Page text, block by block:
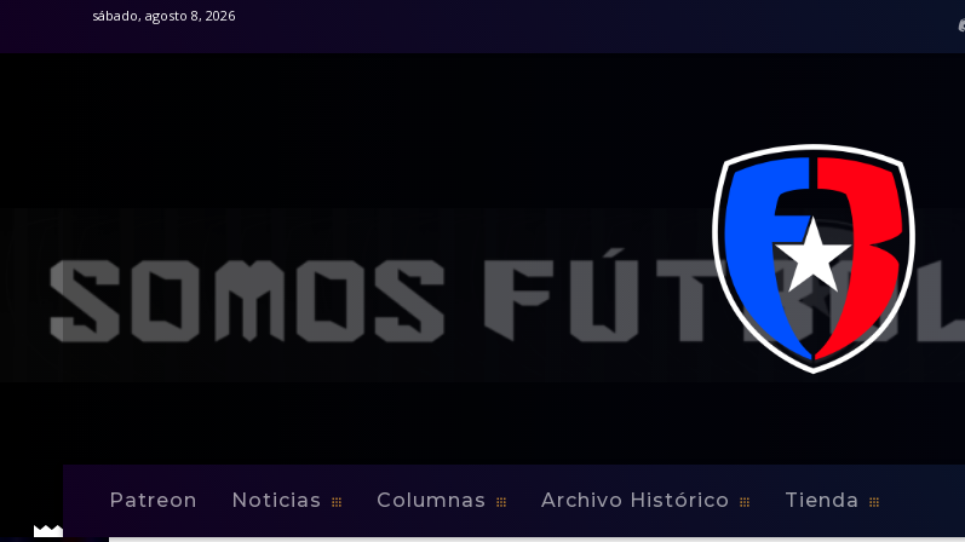
sábado, agosto 8, 2026
Patreon Noticias Columnas Archivo Histórico Tienda